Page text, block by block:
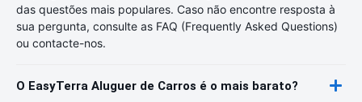
das questões mais populares. Caso não encontre resposta à
sua pergunta, consulte as FAQ (Frequently Asked Questions)
ou contacte-nos.
O EasyTerra Aluguer de Carros é o mais barato?